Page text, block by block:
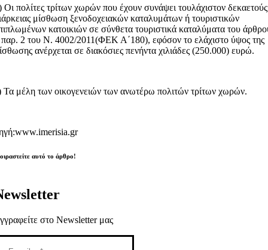
Οι πολίτες τρίτων χωρών που έχουν συνάψει τουλάχιστον δεκαετούς
μίσθωση ξενοδοχειακών καταλυμάτων ή τουριστικών
κατοικιών σε σύνθετα τουριστικά καταλύματα του
2 του Ν. 4002/2011(ΦΕΚ Α΄180), εφόσον το ελάχιστο ύψος της
ανέρχεται σε διακόσιες πενήντα χιλιάδες (250.000) ευρώ.
Τα μέλη των οικογενειών των ανωτέρω πολιτών τρίτων χωρών.
αυτό το άρθρο!
στο Newsletter μας